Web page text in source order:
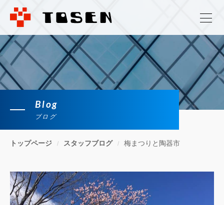
Blog
ブログ
トップページ スタッフブログ 梅まつりと陶器市